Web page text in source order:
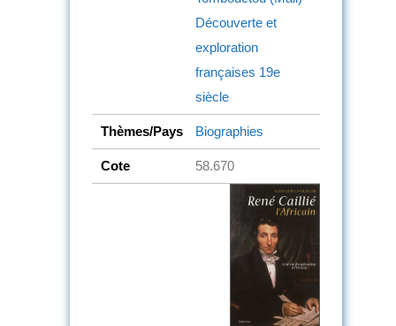
Découverte et
exploration
françaises 19e
siècle
Thèmes/Pays Biographies
Cote 58.670